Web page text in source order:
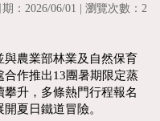
：2026/06/01 | 瀏覽次數：2
農業部林業及自然保育
作推出13團暑期限定蒸
升，多條熱門行程報名
夏日鐵道冒險。